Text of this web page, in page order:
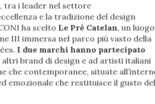
tra i leader nel settore
e la tradizione del design
ha scelto Le Pré Catelan, un luogo
III immersa nel parco più vasto della
I due marchi hanno partecipato
altri brand di design e ad artisti italiani
che contemporanee, situate
emozionale che restituisce il gusto del